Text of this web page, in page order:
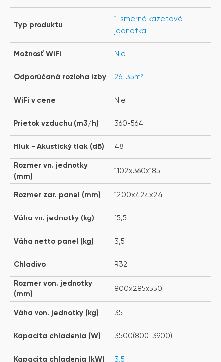
Typ produktu
1-smerná kazetová
jednotka
Možnosť WiFi Nie
Odporúčaná rozloha izby 26-35m²
WiFi v cene Nie
Prietok vzduchu (m3/h) 360-564
Hluk - Akustický tlak (dB) 48
Rozmer vn. jednotky
(mm)
1102x360x185
Rozmer zar. panel (mm) 1200x424x24
Váha vn. jednotky (kg) 15,5
Váha netto panel (kg) 3,5
Chladivo R32
Rozmer von. jednotky
(mm)
800x285x550
Váha von. jednotky (kg) 35
Kapacita chladenia (W) 3500(800-3900)
Kapacita chladenia (kW) 3,5